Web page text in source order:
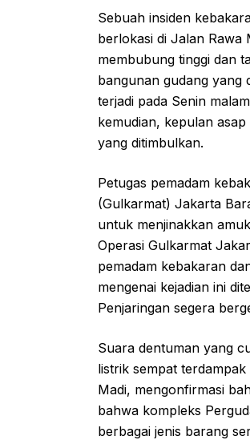
Sebuah insiden
berlokasi di Jalan Rawa
membubung tinggi dan
bangunan gudang yang
terjadi pada Senin
kemudian, kepulan
yang ditimbulkan.
Petugas pemadam
(Gulkarmat) Jakarta
untuk menjinakkan
Operasi Gulkarmat
pemadam kebakaran
mengenai kejadian ini
Penjaringan segera
Suara dentuman yang
listrik sempat
Madi, mengonfirmasi
bahwa kompleks
berbagai jenis barang